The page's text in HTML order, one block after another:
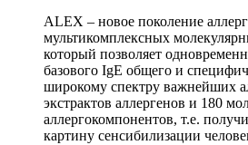
ALEX – новое поколение
мультикомплексных
который позволяет
базового IgE общего и
широкому спектру важнейших
экстрактов аллергенов и 180
аллергокомпонентов, т.е.
картину сенсибилизации